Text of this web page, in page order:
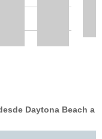
Daytona Beach a